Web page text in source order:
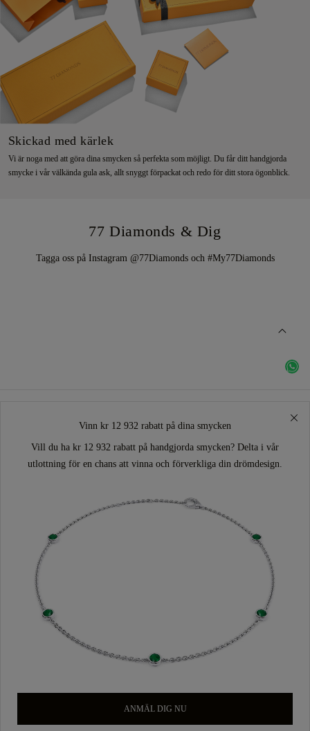
Skickad med kärlek
Vi är noga med att göra dina smycken så perfekta som möjligt. Du får ditt handgjorda
smycke i vår välkända gula ask, allt snyggt förpackat och redo för ditt stora ögonblick.
77 Diamonds & Dig
Tagga oss på Instagram @77Diamonds och #My77Diamonds
Vinn kr 12 932 rabatt på dina smycken
Vill du ha kr 12 932 rabatt på handgjorda smycken? Delta i vår
utlottning för en chans att vinna och förverkliga din drömdesign.
ANMÄL DIG NU